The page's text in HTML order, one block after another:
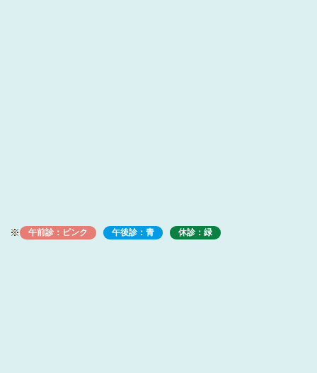
※ 午前診：ピンク 午後診：青 休診：緑